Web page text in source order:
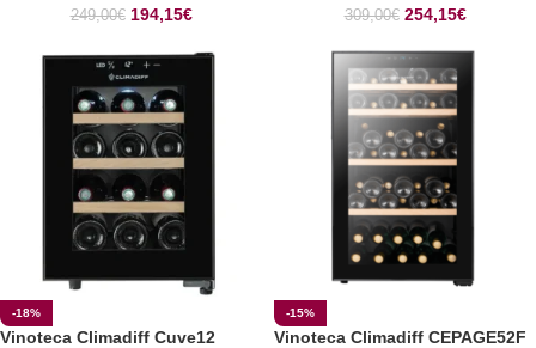
249,00€ 194,15€ 309,00€ 254,15€
-18%
Vinoteca Climadiff Cuve12
-15%
Vinoteca Climadiff CEPAGE52F